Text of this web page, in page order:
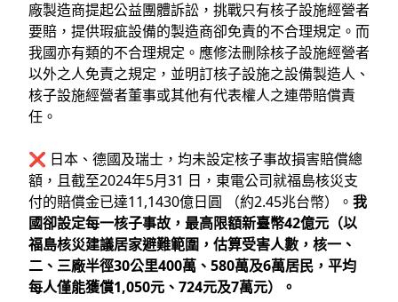
廠製造商提起公益團體訴訟，挑戰只有核子設施經營者
要賠，提供瑕疵設備的製造商卻免責的不合理規定。而
我國亦有類的不合理規定。應修法刪除核子設施經營者
以外之人免責之規定，並明訂核子設施之設備製造人、
核子設施經營者董事或其他有代表權人之連帶賠償責
任。
❌ 日本、德國及瑞士，均未設定核子事故損害賠償總
額，且截至2024年5月31 日，東電公司就福島核災支
付的賠償金已達11,1430億日圓 （約2.45兆台幣）。 我
國卻設定每一核子事故，最高限額新臺幣42億元（以
福島核災建議居家避難範圍，估算受害人數，核一、
二、三廠半徑30公里400萬、580萬及6萬居民，平均
每人僅能獲償1,050元、724元及7萬元）。